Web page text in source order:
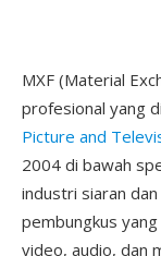
MXF (Material
profesional yang
Picture and
2004 di bawah
industri siaran
pembungkus
video, audio, dan